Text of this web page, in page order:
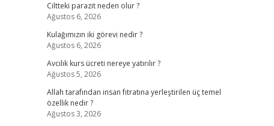
Ciltteki parazit neden olur ?
Ağustos 6, 2026
Kulağımızın iki görevi nedir ?
Ağustos 6, 2026
Avcılık kurs ücreti nereye yatırılır ?
Ağustos 5, 2026
Allah tarafından insan fıtratına yerleştirilen üç temel
özellik nedir ?
Ağustos 3, 2026